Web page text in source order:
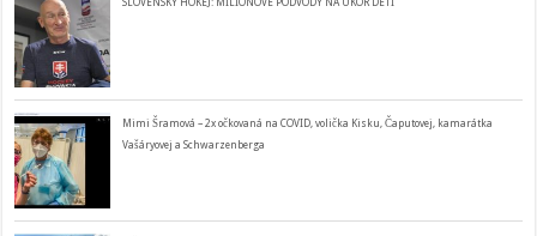
Mimi Šramová – 2x očkovaná na COVID, volička Kisku, Čaputovej, kamarátka
Vašáryovej a Schwarzenberga